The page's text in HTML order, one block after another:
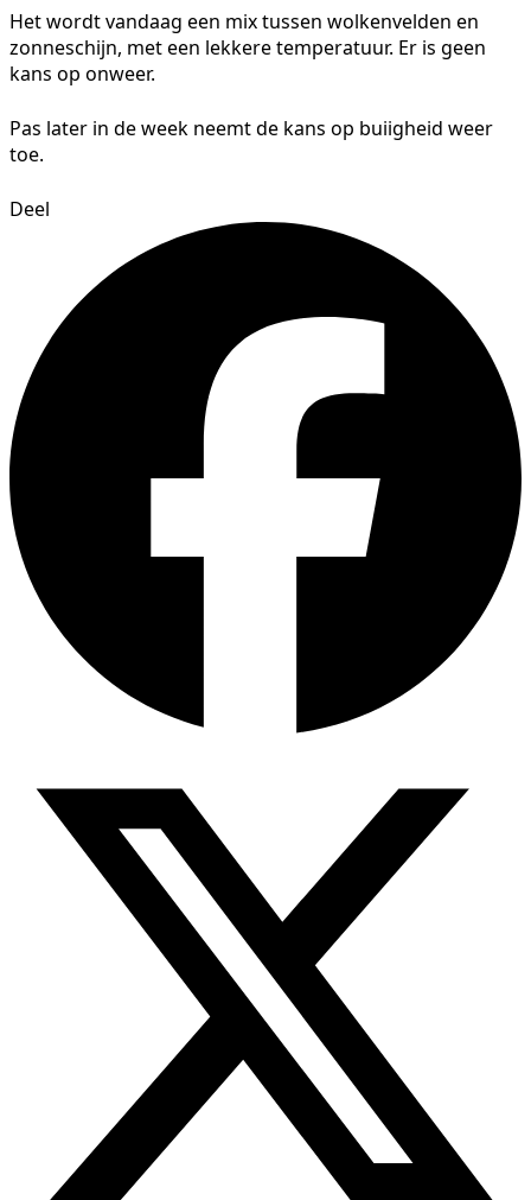
Het wordt vandaag een mix tussen wolkenvelden en
zonneschijn, met een lekkere temperatuur. Er is geen
kans op onweer.
Pas later in de week neemt de kans op buiigheid weer
toe.
Deel